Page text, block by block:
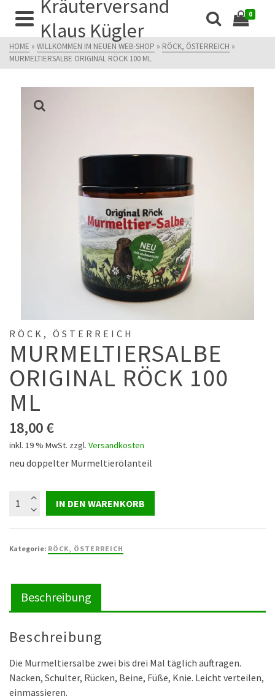
Kräuterversand
Klaus Kügler
0
HOME » WILLKOMMEN IM NEUEN WEB-SHOP » RÖCK, ÖSTERREICH »
MURMELTIERSALBE ORIGINAL RÖCK 100 ML
RÖCK, ÖSTERREICH
MURMELTIERSALBE
ORIGINAL RÖCK 100
ML
18,00€
inkl. 19 % MwSt. zzgl. Versandkosten
neu doppelter Murmeltierölanteil
Murmeltiersalbe
Original
IN DEN WARENKORB
Kategorie: RÖCK, ÖSTERREICH
Beschreibung
Beschreibung
Die Murmeltiersalbe zwei bis drei Mal täglich auftragen.
Nacken, Schulter, Rücken, Beine, Füße, Knie. Leicht verteilen,
einmassieren.